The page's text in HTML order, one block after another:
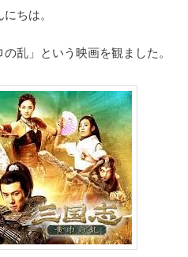
ちは。
乱」という映画を観ました。